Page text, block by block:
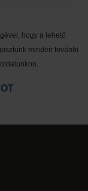
hogy a lehető
minden további